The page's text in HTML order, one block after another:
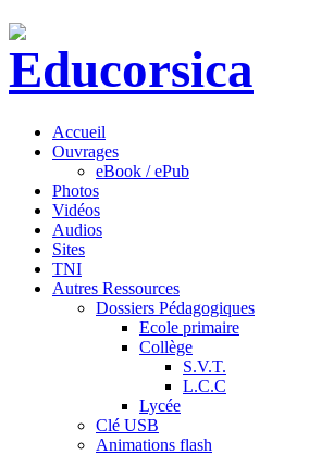
Accueil
Ouvrages
eBook / ePub
Photos
Vidéos
Audios
Sites
TNI
Autres Ressources
Dossiers Pédagogiques
Ecole primaire
Collège
S.V.T.
L.C.C
Lycée
Clé USB
Animations flash